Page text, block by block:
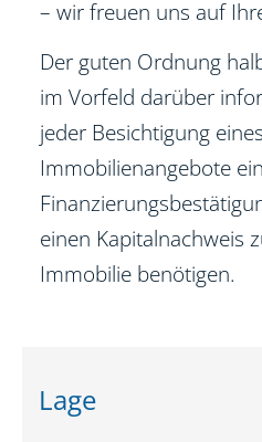
– wir freuen uns auf
Der guten Ordnung
im Vorfeld darüber
jeder Besichtigung
Immobilienangebote
einen Kapitalnachweis
Immobilie benötigen.
Lage